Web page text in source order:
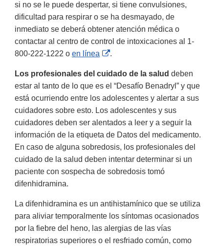
si no se le puede despertar, si tiene convulsiones,
dificultad para respirar o se ha desmayado, de
inmediato se deberá obtener atención médica o
contactar al centro de control de intoxicaciones al 1-
800-222-1222 o en línea
External
Disclaimer
.
Los profesionales del cuidado de la salud deben
estar al tanto de lo que es el “Desafío Benadryl” y que
está ocurriendo entre los adolescentes y alertar a sus
cuidadores sobre esto. Los adolescentes y sus
cuidadores deben ser alentados a leer y a seguir la
información de la etiqueta de Datos del medicamento.
En caso de alguna sobredosis, los profesionales del
cuidado de la salud deben intentar determinar si un
paciente con sospecha de sobredosis tomó
difenhidramina.
La difenhidramina es un antihistamínico que se utiliza
para aliviar temporalmente los síntomas ocasionados
por la fiebre del heno, las alergias de las vías
respiratorias superiores o el resfriado común, como